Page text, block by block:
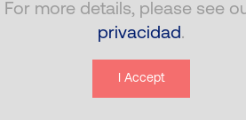
For more details, please see
privacidad.
I Accept